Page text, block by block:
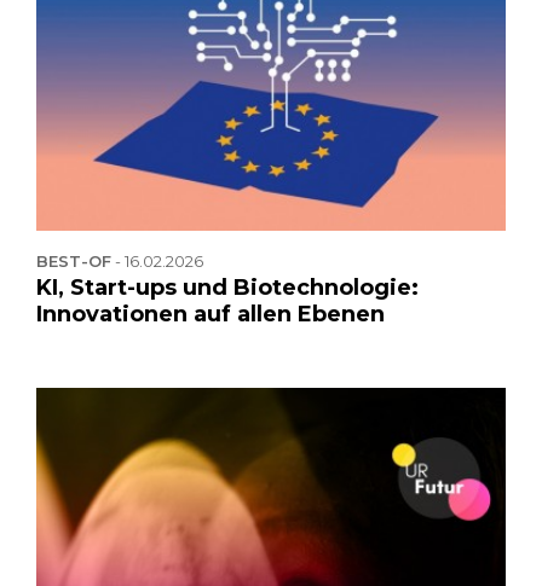
BEST-OF-16.02.2026
KI, Start-ups und Biotechnologie:
Innovationen auf allen Ebenen